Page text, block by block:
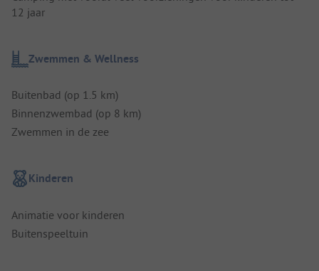
12 jaar
Zwemmen & Wellness
Buitenbad (op 1.5 km)
Binnenzwembad (op 8 km)
Zwemmen in de zee
Kinderen
Animatie voor kinderen
Buitenspeeltuin